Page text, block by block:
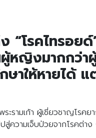
“โรคไทรอย
หญิงมากกว่า
ษาให้หายได้
ระรามเก้า ผู้เชี่ยวชาญโร
สู่ความเจ็บป่วยจากโรคต่า